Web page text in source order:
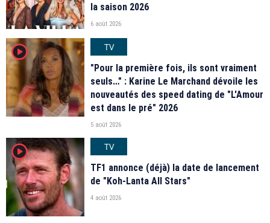
la saison 2026
6 août 2026
player2
TV
"Pour la première fois, ils sont vraiment
seuls…" : Karine Le Marchand dévoile les
nouveautés des speed dating de "L'Amour
est dans le pré" 2026
5 août 2026
player2
TV
TF1 annonce (déjà) la date de lancement
de "Koh-Lanta All Stars"
4 août 2026